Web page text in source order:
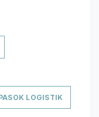
LOGISTIK